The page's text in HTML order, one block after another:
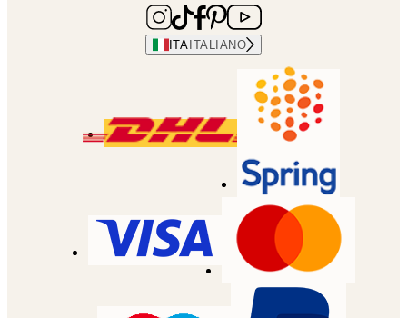
ITA ITALIANO